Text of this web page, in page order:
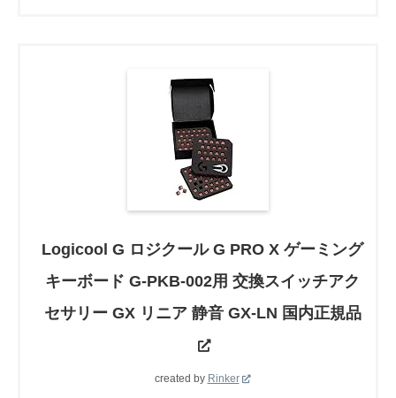
Logicool G ロジクール G PRO X ゲーミング
キーボード G-PKB-002用 交換スイッチアク
セサリー GX リニア 静音 GX-LN 国内正規品
created by Rinker